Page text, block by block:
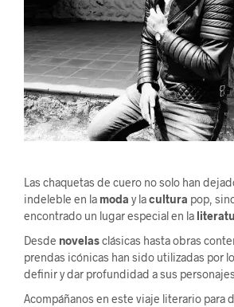
Las chaquetas de cuero no solo han
indeleble en la moda y lacultura pop,
encontrado un lugar especial en la
Desde novelasclásicas hasta obras
prendas icónicas han sido utilizadas por
definir y dar profundidad a sus personajes.
Acompáñanos en este viaje literario para